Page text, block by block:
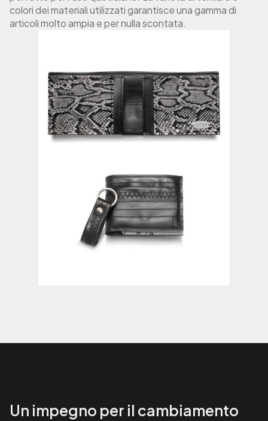
colori dei materiali utilizzati garantisce una gamma di
articoli molto ampia e per nulla scontata.
Un impegno per il cambiamento